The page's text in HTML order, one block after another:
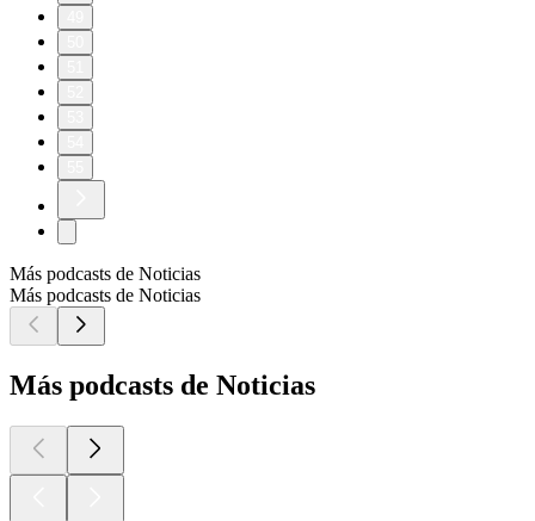
Más podcasts de Noticias
Más podcasts de Noticias
Más podcasts de Noticias